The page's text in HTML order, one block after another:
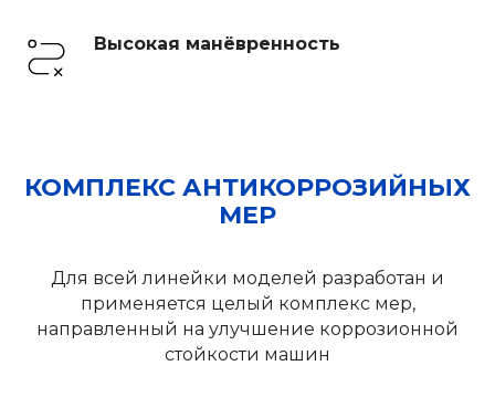
Высокая манёвренность
КОМПЛЕКС АНТИКОРРОЗИЙНЫХ
МЕР
Для всей линейки моделей разработан и
применяется целый комплекс мер,
направленный на улучшение коррозионной
стойкости машин